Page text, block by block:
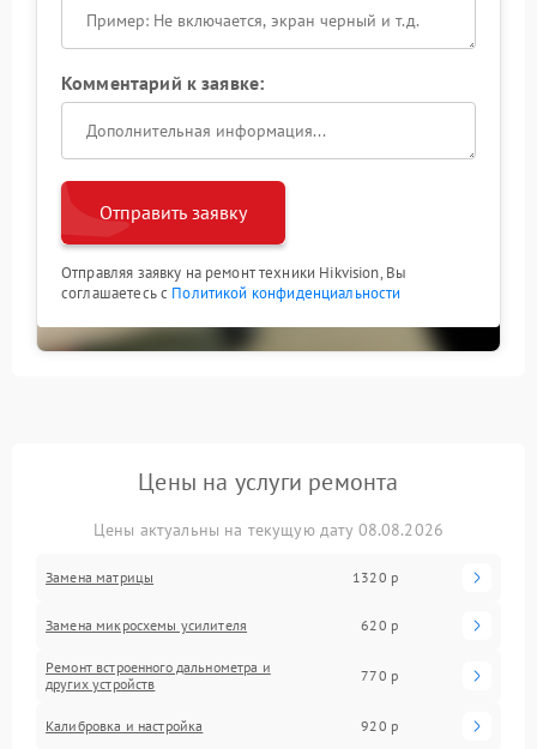
Комментарий к заявке:
Отправить заявку
Отправляя заявку на ремонт техники Hikvision, Вы
соглашаетесь с Политикой конфиденциальности
Цены на услуги ремонта
Цены актуальны на текущую дату 08.08.2026
Замена матрицы 1320 р
Замена микросхемы усилителя 620 р
Ремонт встроенного дальнометра и
других устройств
770 р
Калибровка и настройка 920 р